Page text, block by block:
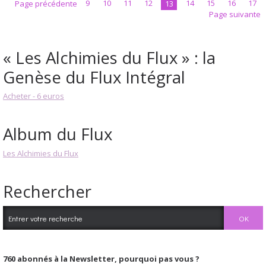
Page précédente 9 10 11 12 13 14 15 16
17
Page suivante
« Les Alchimies du Flux » : la
Genèse du Flux Intégral
Acheter - 6 euros
Album du Flux
Les Alchimies du Flux
Rechercher
760 abonnés à la Newsletter, pourquoi pas vous ?